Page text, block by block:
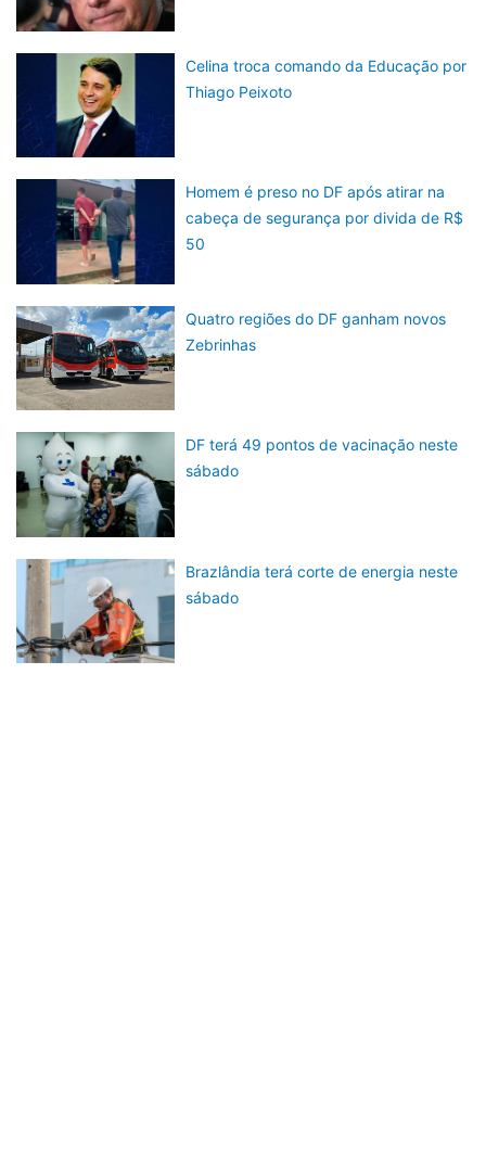
Celina troca comando da Educação por
Thiago Peixoto
Homem é preso no DF após atirar na
cabeça de segurança por divida de R$
50
Quatro regiões do DF ganham novos
Zebrinhas
DF terá 49 pontos de vacinação neste
sábado
Brazlândia terá corte de energia neste
sábado